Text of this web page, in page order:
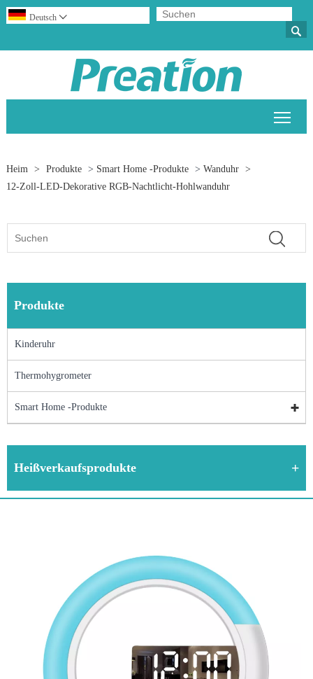

Deutsch 
Heim > Produkte > Smart Home -Produkte > Wanduhr
>
12-Zoll-LED-Dekorative RGB-Nachtlicht-Hohlwanduhr
Produkte
Kinderuhr
Thermohygrometer
Smart Home -Produkte
Heißverkaufsprodukte